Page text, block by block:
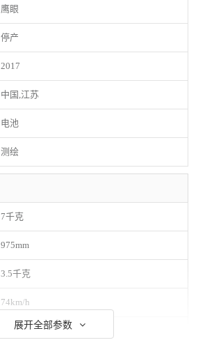
鹰眼
停产
2017
中国,江苏
电池
测绘
7千克
975mm
3.5千克
74km/h
61分钟
展开全部参数